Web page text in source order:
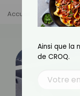
Accueil Actus
Ainsi que la
de CROQ.